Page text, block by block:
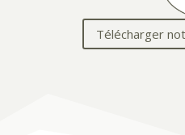
Télécharger